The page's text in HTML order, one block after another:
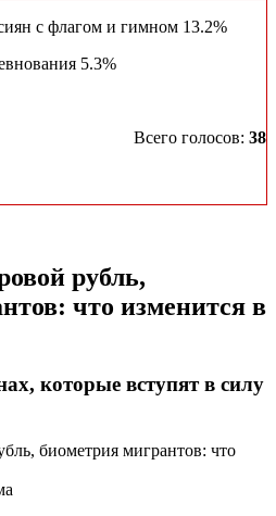
с флагом и гимном 13.2%
5.3%
Всего голосов: 38
рубль,
что изменится в
которые вступят в силу